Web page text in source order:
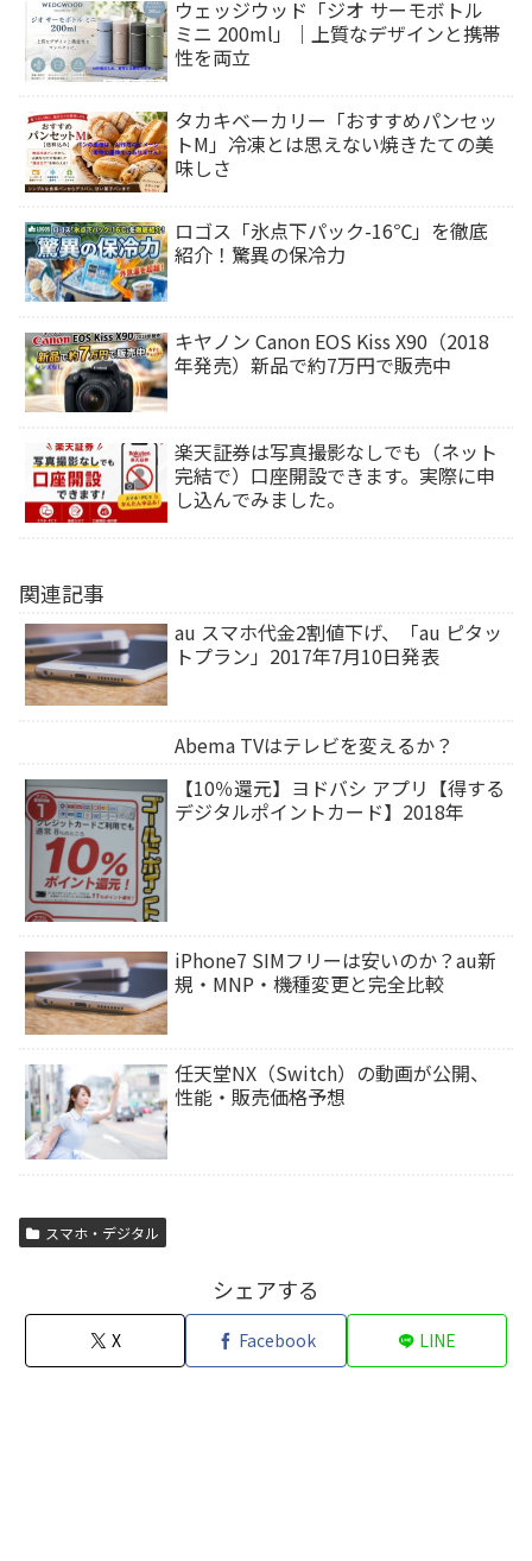
ウェッジウッド「ジオ サーモボトル
ミニ 200ml」｜上質なデザインと携帯
性を両立
タカキベーカリー「おすすめパンセッ
トM」冷凍とは思えない焼きたての美
味しさ
ロゴス「氷点下パック-16℃」を徹底
紹介！驚異の保冷力
キヤノン Canon EOS Kiss X90（2018
年発売）新品で約7万円で販売中
楽天証券は写真撮影なしでも（ネット
完結で）口座開設できます。実際に申
し込んでみました。
関連記事
au スマホ代金2割値下げ、「au ピタッ
トプラン」2017年7月10日発表
Abema TVはテレビを変えるか？
【10％還元】ヨドバシ アプリ【得する
デジタルポイントカード】2018年
iPhone7 SIMフリーは安いのか？au新
規・MNP・機種変更と完全比較
任天堂NX（Switch）の動画が公開、
性能・販売価格予想
スマホ・デジタル
シェアする
X Facebook LINE